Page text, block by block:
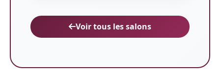
Voir tous les salons